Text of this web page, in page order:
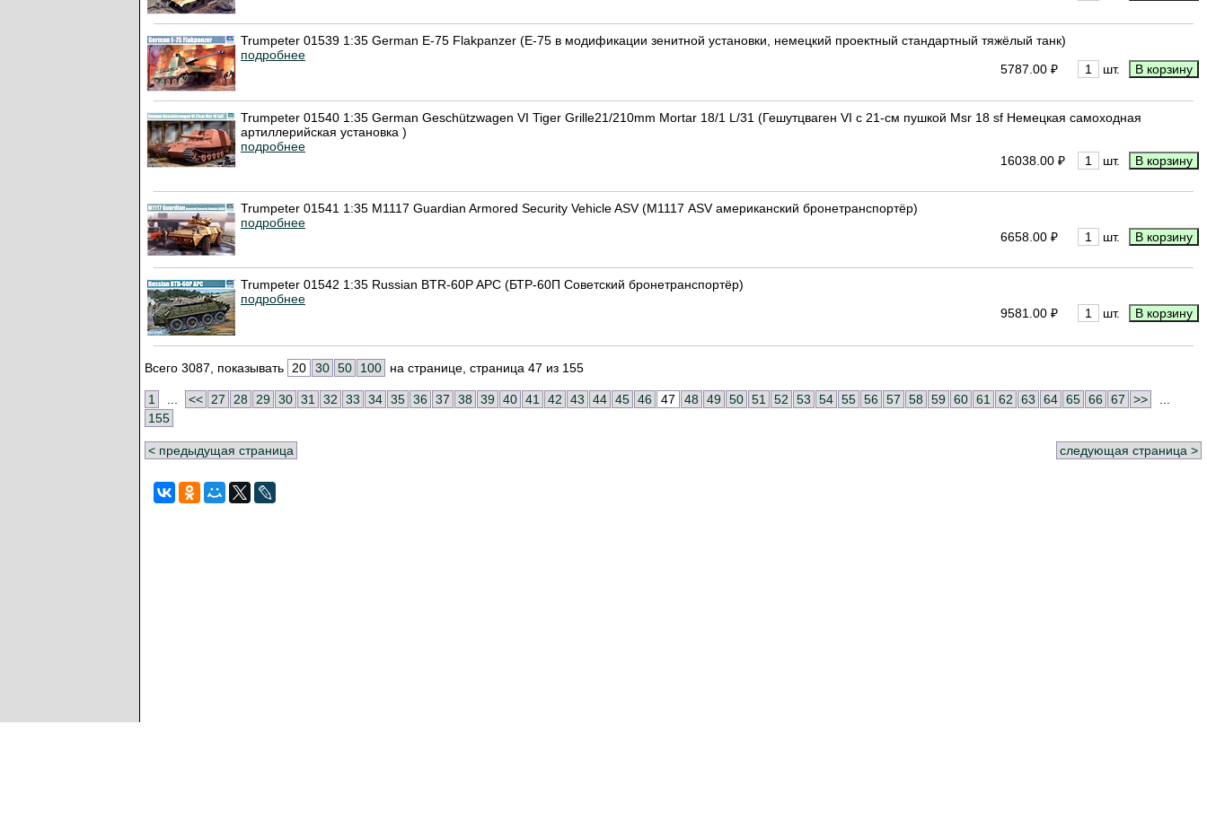
Trumpeter 01539 1:35 German E-75 Flakpanzer (Е-75 в модификации зенитной установки, немецкий проектный стандартный тяжёлый танк)
подробнее
5787.00 ₽
шт.
Trumpeter 01540 1:35 German Geschützwagen VI Tiger Grille21/210mm Mortar 18/1 L/31 (Гешутцваген VI с 21-см пушкой Msr 18 sf Немецкая самоходная
артиллерийская установка )
подробнее
16038.00 ₽
шт.
Trumpeter 01541 1:35 M1117 Guardian Armored Security Vehicle ASV (М1117 ASV американский бронетранспортёр)
подробнее
6658.00 ₽
шт.
Trumpeter 01542 1:35 Russian BTR-60P APC (БТР-60П Советский бронетранспортёр)
подробнее
9581.00 ₽
шт.
Всего 3087, показывать 20 30 50 100 на странице, страница 47 из 155
1 << 27 28 29 30 31 32 33 34 35 36 37 38 39 40 41 42 43 44 45 46 47 48 49 50 51 52 53 54 55 56 57 58 59 60 61 62 63 64 65 66 67 >>
155
< предыдущая страница следующая страница >